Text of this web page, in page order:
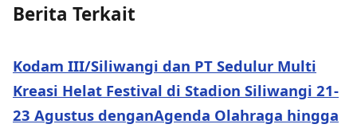
Berita Terkait
Kodam III/Siliwangi dan PT Sedulur Multi
Kreasi Helat Festival di Stadion Siliwangi 21-
23 Agustus denganAgenda Olahraga hingga